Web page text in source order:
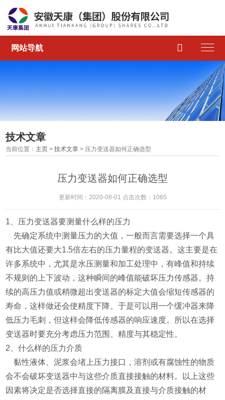
网站导航 
技术文章
当前位置： 主页 >技术文章 > 压力变送器如何正确选型
压力变送器如何正确选型
更新时间：2020-08-01 点击次数：1065
1、压力变送器要测量什么样的压力
先确定系统中测量压力的大值，一般而言需要选择一个具
有比大值还要大1.5倍左右的压力量程的变送器。这主要是在
许多系统中，尤其是水压测量和加工处理中，有峰值和持续
不规则的上下波动，这种瞬间的峰值能破坏压力传感器。持
续的高压力值或稍微超出变送器的标定大值会缩短传感器的
寿命，这样做还会使精度下降。于是可以用一个缓冲器来降
低压力毛刺，但这样会降低传感器的响应速度。所以在选择
变送器时要充分考虑压力范围、精度与其稳定性。
2、什么样的压力介质
黏性液体、泥浆会堵上压力接口，溶剂或有腐蚀性的物质
会不会破坏变送器中与这些介质直接接触的材料。以上这些
因素将决定是否选择直接的隔离膜及直接与介质接触的材